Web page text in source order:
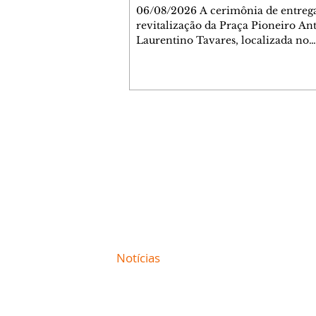
Jardim Liberdade
06/08/2026 A cerimônia de
revitalização da Praça Pioneiro
Laurentino Tavares, localizada no
Notícias